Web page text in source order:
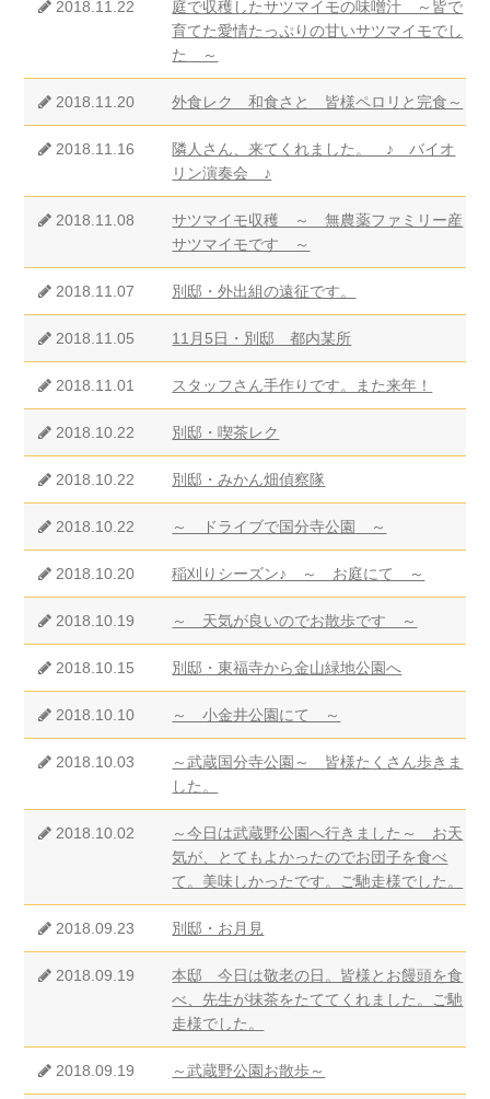
2018.11.22
庭で収穫したサツマイモの味噌汁 ～皆で
育てた愛情たっぷりの甘いサツマイモでし
た ～
2018.11.20 外食レク 和食さと 皆様ペロリと完食～
2018.11.16
隣人さん、来てくれました。 ♪ バイオ
リン演奏会 ♪
2018.11.08
サツマイモ収穫 ～ 無農薬ファミリー産
サツマイモです ～
2018.11.07 別邸・外出組の遠征です。
2018.11.05 11月5日・別邸 都内某所
2018.11.01 スタッフさん手作りです。また来年！
2018.10.22 別邸・喫茶レク
2018.10.22 別邸・みかん畑偵察隊
2018.10.22 ～ ドライブで国分寺公園 ～
2018.10.20 稲刈りシーズン♪ ～ お庭にて ～
2018.10.19 ～ 天気が良いのでお散歩です ～
2018.10.15 別邸・東福寺から金山緑地公園へ
2018.10.10 ～ 小金井公園にて ～
2018.10.03
～武蔵国分寺公園～ 皆様たくさん歩きま
した。
2018.10.02
～今日は武蔵野公園へ行きました～ お天
気が、とてもよかったのでお団子を食べ
て。美味しかったです。ご馳走様でした。
2018.09.23 別邸・お月見
2018.09.19
本邸 今日は敬老の日。皆様とお饅頭を食
べ、先生が抹茶をたててくれました。ご馳
走様でした。
2018.09.19 ～武蔵野公園お散歩～